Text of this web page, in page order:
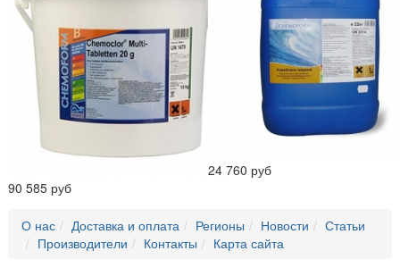
90 585 руб
24 760 руб
О нас Доставка и оплата Регионы Новости
Статьи
Производители
Контакты Карта сайта